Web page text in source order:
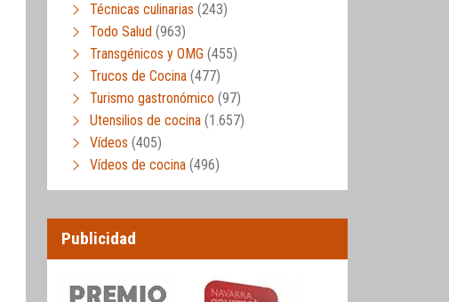
Técnicas culinarias (243)
Todo Salud (963)
Transgénicos y OMG (455)
Trucos de Cocina (477)
Turismo gastronómico (97)
Utensilios de cocina (1.657)
Vídeos (405)
Vídeos de cocina (496)
Publicidad